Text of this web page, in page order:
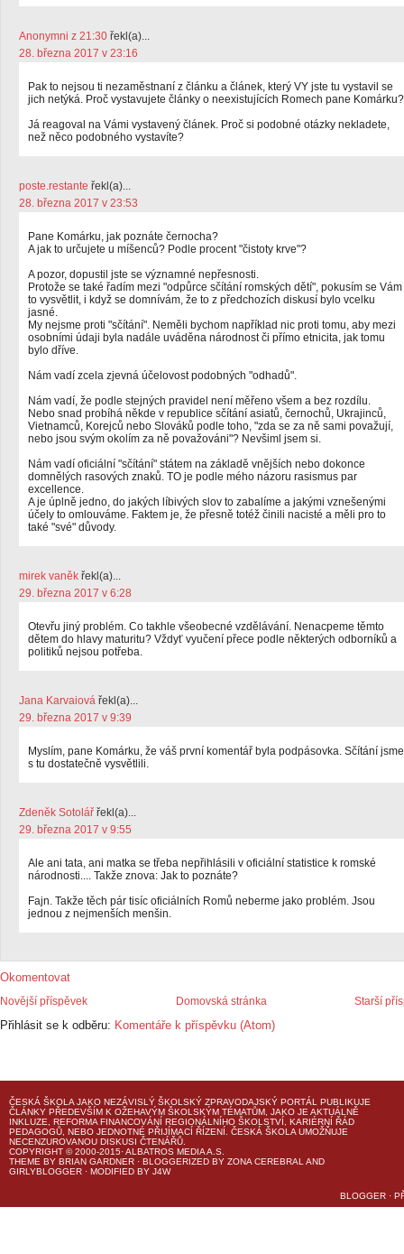
Anonymni z 21:30 řekl(a)...
28. března 2017 v 23:16
Pak to nejsou ti nezaměstnaní z článku a článek, který VY jste tu vystavil se
jich netýká. Proč vystavujete články o neexistujících Romech pane Komárku?
Já reagoval na Vámi vystavený článek. Proč si podobné otázky nekladete,
než něco podobného vystavíte?
poste.restante řekl(a)...
28. března 2017 v 23:53
Pane Komárku, jak poznáte černocha?
A jak to určujete u míšenců? Podle procent "čistoty krve"?
A pozor, dopustil jste se významné nepřesnosti.
Protože se také řadím mezi "odpůrce sčítání romských dětí", pokusím se Vám
to vysvětlit, i když se domnívám, že to z předchozích diskusí bylo vcelku
jasné.
My nejsme proti "sčítání". Neměli bychom například nic proti tomu, aby mezi
osobními údaji byla nadále uváděna národnost či přímo etnicita, jak tomu
bylo dříve.
Nám vadí zcela zjevná účelovost podobných "odhadů".
Nám vadí, že podle stejných pravidel není měřeno všem a bez rozdílu.
Nebo snad probíhá někde v republice sčítání asiatů, černochů, Ukrajinců,
Vietnamců, Korejců nebo Slováků podle toho, "zda se za ně sami považují,
nebo jsou svým okolím za ně považováni"? Nevšiml jsem si.
Nám vadí oficiální "sčítání" státem na základě vnějších nebo dokonce
domnělých rasových znaků. TO je podle mého názoru rasismus par
excellence.
A je úplně jedno, do jakých líbivých slov to zabalíme a jakými vznešenými
účely to omlouváme. Faktem je, že přesně totéž činili nacisté a měli pro to
také "své" důvody.
mirek vaněk řekl(a)...
29. března 2017 v 6:28
Otevřu jiný problém. Co takhle všeobecné vzdělávání. Nenacpeme těmto
dětem do hlavy maturitu? Vždyť vyučení přece podle některých odborníků a
politiků nejsou potřeba.
Jana Karvaiová řekl(a)...
29. března 2017 v 9:39
Myslím, pane Komárku, že váš první komentář byla podpásovka. Sčítání jsme
s tu dostatečně vysvětlili.
Zdeněk Sotolář řekl(a)...
29. března 2017 v 9:55
Ale ani tata, ani matka se třeba nepřihlásili v oficiální statistice k romské
národnosti.... Takže znova: Jak to poznáte?
Fajn. Takže těch pár tisíc oficiálních Romů neberme jako problém. Jsou
jednou z nejmenších menšin.
Okomentovat
Novější příspěvek Starší
Domovská stránka
Přihlásit se k odběru: Komentáře k příspěvku (Atom)
ČESKÁ ŠKOLA JAKO NEZÁVISLÝ ŠKOLSKÝ ZPRAVODAJSKÝ PORTÁL PUBLIKUJE
ČLÁNKY PŘEDEVŠÍM K OŽEHAVÝM ŠKOLSKÝM TÉMATŮM, JAKO JE AKTUÁLNĚ
INKLUZE, REFORMA FINANCOVÁNÍ REGIONÁLNÍHO ŠKOLSTVÍ, KARIÉRNÍ ŘÁD
PEDAGOGŮ, NEBO JEDNOTNÉ PŘIJÍMACÍ ŘÍZENÍ. ČESKÁ ŠKOLA UMOŽŇUJE
NECENZUROVANOU DISKUSI ČTENÁŘŮ.
COPYRIGHT © 2000-2015· ALBATROS MEDIA A.S.
THEME BY BRIAN GARDNER · BLOGGERIZED BY ZONA CEREBRAL AND
GIRLYBLOGGER · MODIFIED BY J4W
BLOGGER ·